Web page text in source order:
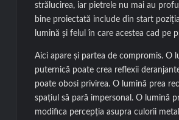
strălucirea, iar pietrele nu mai au
bine proiectată include din start
lumină și felul în care acestea cad pe
Aici apare și partea de compromis. O
puternică poate crea reflexii
poate obosi privirea. O lumină prea
spațiul să pară impersonal. O lumină
modifica percepția asupra culorii